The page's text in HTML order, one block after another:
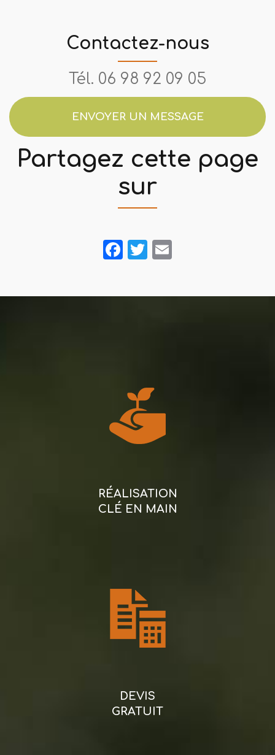
Contactez-nous
Tél. 06 98 92 09 05
ENVOYER UN MESSAGE
Partagez cette page
sur
Facebook
Twitter
RÉALISATION
CLÉ EN MAIN
DEVIS
GRATUIT